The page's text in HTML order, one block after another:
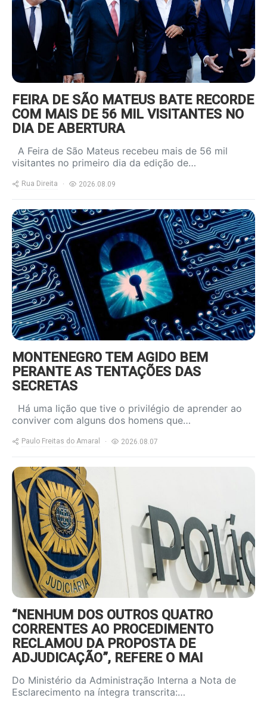
FEIRA DE SÃO MATEUS BATE RECORDE
COM MAIS DE 56 MIL VISITANTES NO
DIA DE ABERTURA
A Feira de São Mateus recebeu mais de 56 mil
visitantes no primeiro dia da edição de…
Rua Direita 2026.08.09
https://www.ruadireita.pt/wp-
content/uploads/2022/05/cybersecurity-
1-800x600.jpg
MONTENEGRO TEM AGIDO BEM
PERANTE AS TENTAÇÕES DAS
SECRETAS
Há uma lição que tive o privilégio de aprender ao
conviver com alguns dos homens que…
Paulo Freitas do Amaral 2026.08.07
https://www.ruadireita.pt/wp-
content/uploads/2026/08/pjota-
800x600.jpg
“NENHUM DOS OUTROS QUATRO
CORRENTES AO PROCEDIMENTO
RECLAMOU DA PROPOSTA DE
ADJUDICAÇÃO”, REFERE O MAI
Do Ministério da Administração Interna a Nota de
Esclarecimento na íntegra transcrita:…